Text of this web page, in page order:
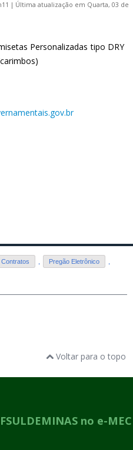
| Última atualização em Quarta, 03 de
Personalizadas tipo DRY
Pregão Eletrônico
Voltar para o topo
no e-MEC